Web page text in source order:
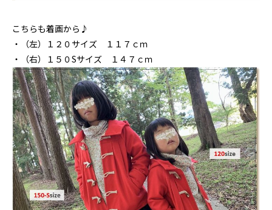
こちらも着画から♪
・（左）１２０サイズ １１７ｃｍ
・（右）１５０Sサイズ １４７ｃｍ